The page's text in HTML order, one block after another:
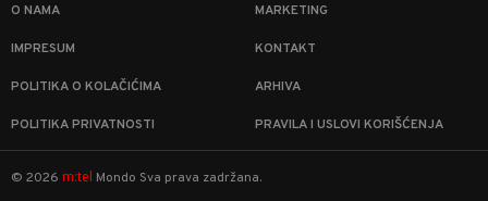
O NAMA MARKETING
IMPRESUM KONTAKT
POLITIKA O KOLAČIĆIMA ARHIVA
POLITIKA PRIVATNOSTI PRAVILA I USLOVI KORIŠĆENJA
© 2026 m:tel Mondo Sva prava zadržana.